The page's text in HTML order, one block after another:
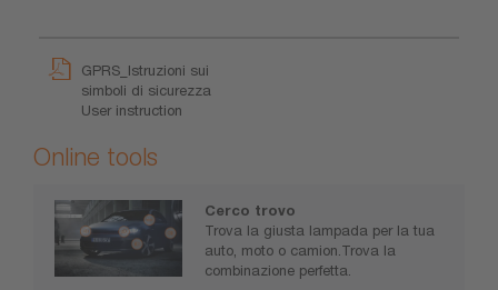
GPRS_Istruzioni sui
simboli di sicurezza
User instruction
Online tools
Cerco trovo
Trova la giusta lampada per la tua
auto, moto o camion.Trova la
combinazione perfetta.